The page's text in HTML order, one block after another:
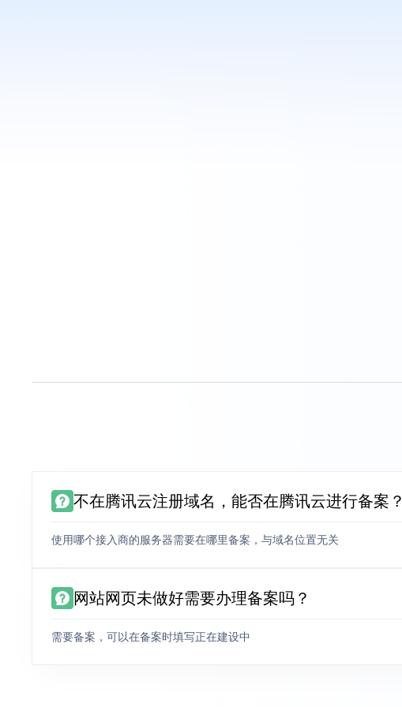
不在腾讯云注册域名，能否在腾讯云进行备案？
使用哪个接入商的服务器需要在哪里备案，与域名位置无关
网站网页未做好需要办理备案吗？
需要备案，可以在备案时填写正在建设中